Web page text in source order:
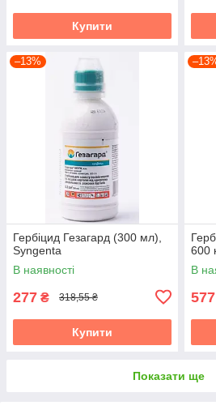
Купити
–13%
Гербіцид Гезагард (300 мл),
Syngenta
В наявності
277 ₴ 318,55 ₴
Купити
600
В
577
Показати ще